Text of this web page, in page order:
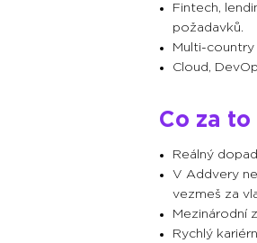
Fintech,
požadavků.
Multi-
Cloud,
Co za
Reálný
V Addvery
vezmeš za
Mezinárodní
Rychlý